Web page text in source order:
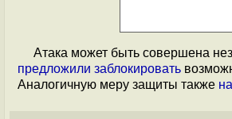
Атака может быть совершена
предложили заблокировать
Аналогичную меру защиты также